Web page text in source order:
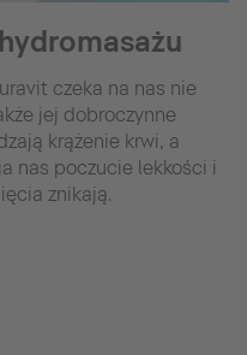
czeka na nas nie
jej dobroczynne
krążenie krwi, a
nas poczucie lekkości i
znikają.